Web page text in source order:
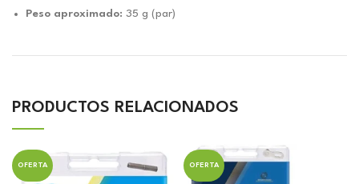
Peso aproximado: 35 g (par)
PRODUCTOS RELACIONADOS
OFERTA OFERTA